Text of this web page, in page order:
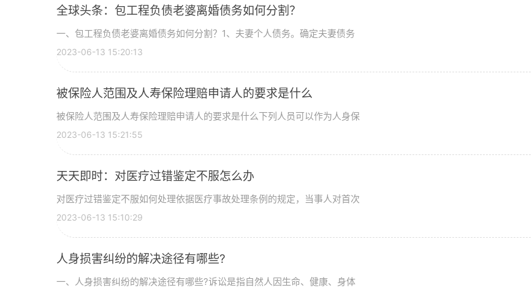
全球头条：包工程负债老婆离婚债务如何分割？
一、包工程负债老婆离婚债务如何分割？1、夫妻个人债务。确定夫妻债务
2023-06-13 15:20:13
被保险人范围及人寿保险理赔申请人的要求是什么
被保险人范围及人寿保险理赔申请人的要求是什么下列人员可以作为人身保
2023-06-13 15:21:55
天天即时：对医疗过错鉴定不服怎么办
对医疗过错鉴定不服如何处理依据医疗事故处理条例的规定，当事人对首次
2023-06-13 15:10:29
人身损害纠纷的解决途径有哪些?
一、人身损害纠纷的解决途径有哪些?诉讼是指自然人因生命、健康、身体